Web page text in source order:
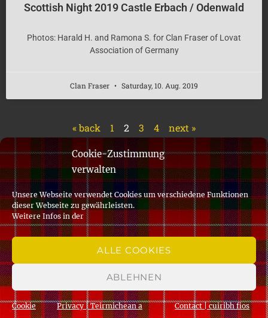
Cookie-Zustimmung
verwalten
Unsere Webseite verwendet Cookies um verschiedene Funktionen
dieser Webseite zu gewährleisten.
Weitere Infos in der
ALLE COOKIES
ABLEHNEN
Cookie Privacy | Teirmichean a Contact | cuiribh fios
Scottish Night 2019 Castle Erbach / Odenwald
Photos: Harald H. and Ramona S. for Clan Fraser of Lovat
Association of Germany
Clan Fraser Saturday, 10. Aug. 2019
« back 1 2 3 4 next »
© 2019 Clan Fraser of Lovat Association of Germany
made with
in the Palatinate byidee + .media
Privacy policy
Cookie policy